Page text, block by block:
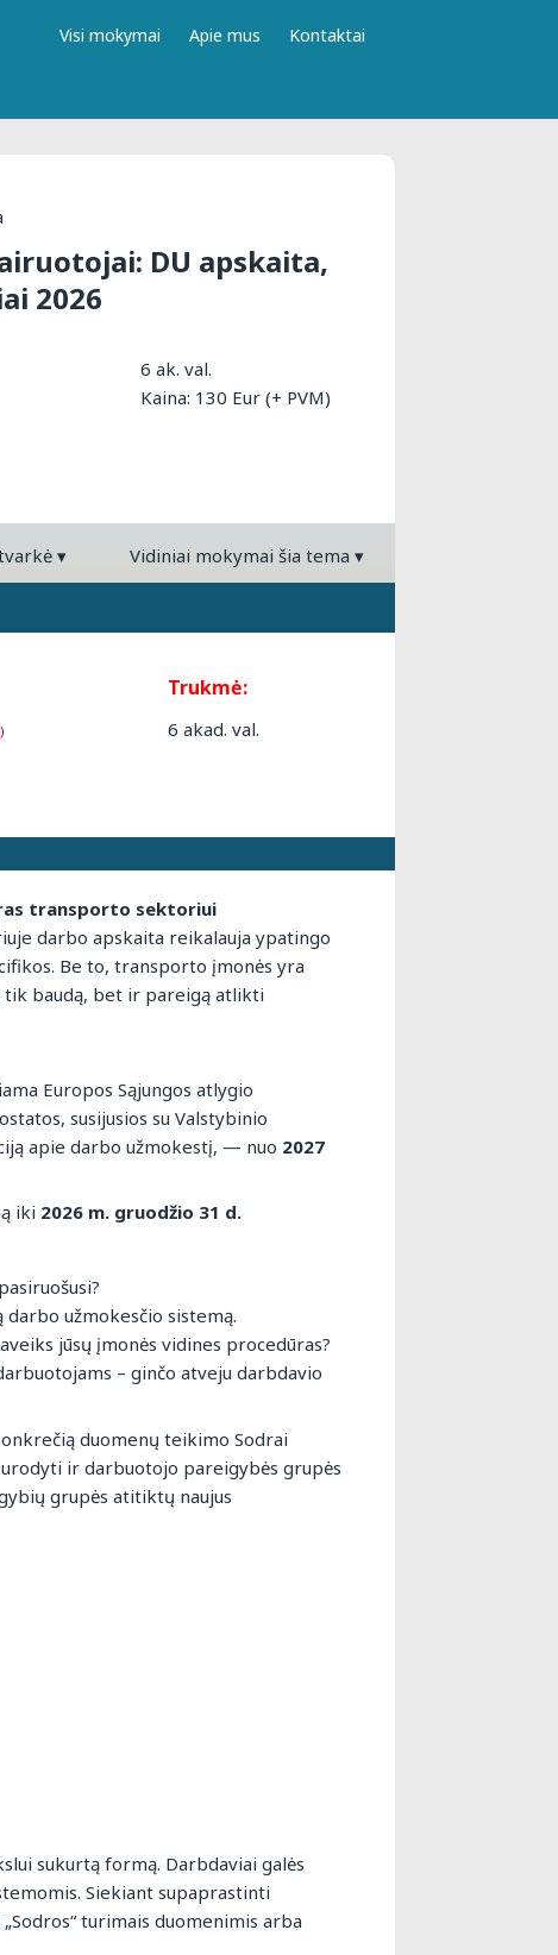
Visi mokymai Apie mus Kontaktai
DU apskaita,
2026
6 ak. val.
Kaina: 130 Eur (+ PVM)
▾ Vidiniai mokymai šia tema ▾
)
Trukmė:
6 akad. val.
transporto sektoriui
darbo apskaita reikalauja ypatingo
Be to, transporto įmonės yra
baudą, bet ir pareigą atlikti
Europos Sąjungos atlygio
susijusios su Valstybinio
apie darbo užmokestį, — nuo 2027
iki 2026 m. gruodžio 31 d.
užmokesčio sistemą.
jūsų įmonės vidines procedūras?
– ginčo atveju darbdavio
duomenų teikimo Sodrai
ir darbuotojo pareigybės grupės
grupės atitiktų naujus
sukurtą formą. Darbdaviai galės
Siekiant supaprastinti
turimais duomenimis arba